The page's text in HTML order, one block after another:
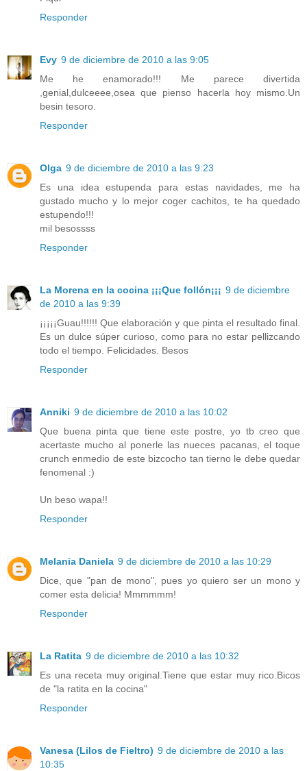
Responder
Evy 9 de diciembre de 2010 a las 9:05
Me he enamorado!!! Me parece divertida
,genial,dulceeee,osea que pienso hacerla hoy mismo.Un
besin tesoro.
Responder
Olga 9 de diciembre de 2010 a las 9:23
Es una idea estupenda para estas navidades, me ha
gustado mucho y lo mejor coger cachitos, te ha quedado
estupendo!!!
mil besossss
Responder
La Morena en la cocina ¡¡¡Que follón¡¡¡ 9 de diciembre
de 2010 a las 9:39
¡¡¡¡¡Guau!!!!!! Que elaboración y que pinta el resultado final.
Es un dulce súper curioso, como para no estar pellizcando
todo el tiempo. Felicidades. Besos
Responder
Anniki 9 de diciembre de 2010 a las 10:02
Que buena pinta que tiene este postre, yo tb creo que
acertaste mucho al ponerle las nueces pacanas, el toque
crunch enmedio de este bizcocho tan tierno le debe quedar
fenomenal :)
Un beso wapa!!
Responder
Melania Daniela 9 de diciembre de 2010 a las 10:29
Dice, que "pan de mono", pues yo quiero ser un mono y
comer esta delicia! Mmmmmm!
Responder
La Ratita 9 de diciembre de 2010 a las 10:32
Es una receta muy original.Tiene que estar muy rico.Bicos
de "la ratita en la cocina"
Responder
Vanesa (Lilos de Fieltro) 9 de diciembre de 2010 a las
10:35